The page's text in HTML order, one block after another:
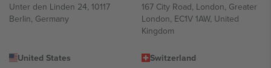
Unter den Linden 24, 10117
Berlin, Germany
167 City Road, London, Greater
London, EC1V 1AW, United
Kingdom
United States
Switzerland